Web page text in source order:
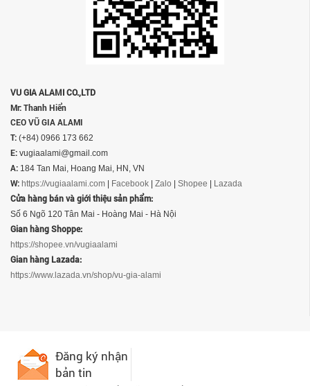
VU GIA ALAMI CO.,LTD
Mr: Thanh Hiển
CEO VŨ GIA ALAMI
T: (+84) 0966 173 662
E: vugiaalami@gmail.com
A: 184 Tan Mai, Hoang Mai, HN, VN
W: https://vugiaalami.com Facebook Zalo Shopee Lazada
Cửa hàng bán và giới thiệu sản phẩm:
Số 6 Ngõ 120 Tân Mai - Hoàng Mai - Hà Nội
Gian hàng Shoppe:
https://shopee.vn/vugiaalami
Gian hàng Lazada:
https://www.lazada.vn/shop/vu-gia-alami
Đăng ký nhận
bản tin